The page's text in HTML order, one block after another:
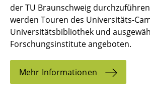
der TU Braunschweig
werden Touren des Universitäts-
Universitätsbibliothek und
Forschungsinstitute angeboten.
Mehr Informationen